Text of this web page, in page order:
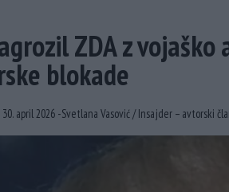
ZDA z
blokade
30. april 2026 -Svetlana Vasović /Insajder – avtorski